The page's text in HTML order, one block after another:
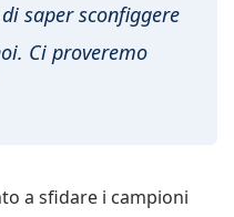
saper sconfiggere
Ci proveremo
a sfidare i campioni